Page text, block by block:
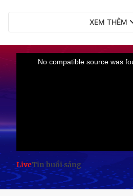
XEM THÊM
LiveTin buổi sáng